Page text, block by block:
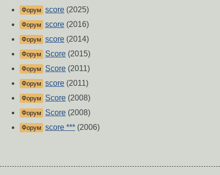
Форум score (2025)
Форум score (2016)
Форум score (2014)
Форум Score (2015)
Форум Score (2011)
Форум score (2011)
Форум Score (2008)
Форум Score (2008)
Форум score *** (2006)